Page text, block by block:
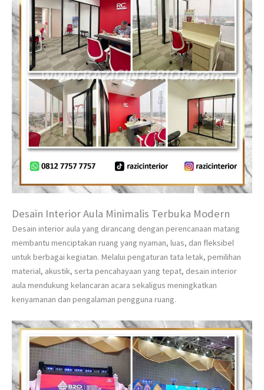
Desain Interior Aula Minimalis Terbuka Modern
Desain interior aula yang dirancang dengan perencanaan matang
membantu menciptakan ruang yang nyaman, luas, dan fleksibel
untuk berbagai kegiatan. Melalui pengaturan tata letak, pemilihan
material, akustik, serta pencahayaan yang tepat, desain interior
aula mendukung kelancaran acara sekaligus meningkatkan
kenyamanan dan pengalaman pengguna ruang.